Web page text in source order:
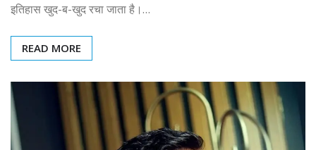
इतिहास खुद-ब-खुद रचा जाता है।…
READ MORE